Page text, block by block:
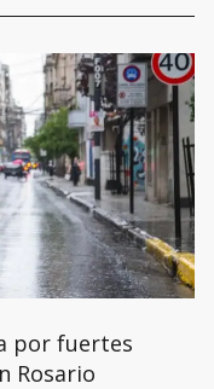
por fuertes
Rosario